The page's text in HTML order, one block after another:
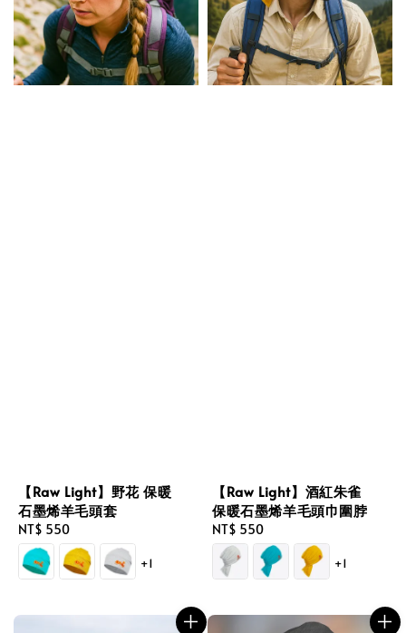
【Raw Light】野花 保暖
石墨烯羊毛頭套
Regular
price
NT$ 550
+1
【Raw Light】酒紅朱雀
保暖石墨烯羊毛頭巾圍脖
Regular
price
NT$ 550
+1